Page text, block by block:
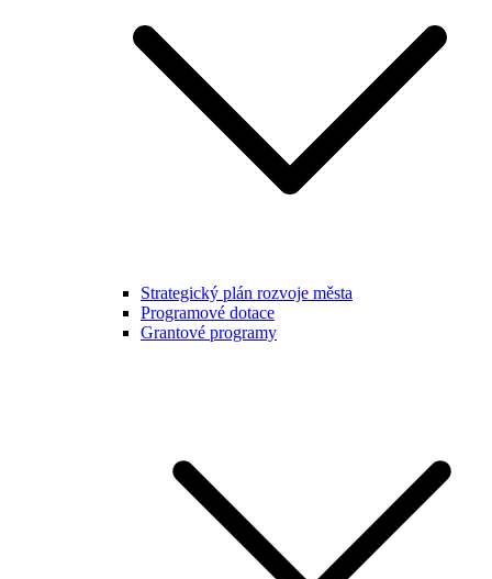
Strategický plán rozvoje města
Programové dotace
Grantové programy